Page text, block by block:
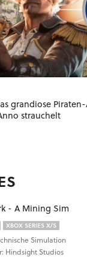
grandiose
strauchelt
- A Mining Sim
XBOX SERIES X/S
Simulation
Hindsight Studios